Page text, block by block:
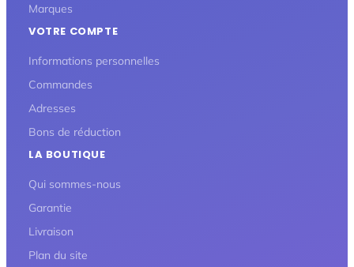
Marques
VOTRE COMPTE
Informations personnelles
Commandes
Adresses
Bons de réduction
LA BOUTIQUE
Qui sommes-nous
Garantie
Livraison
Plan du site